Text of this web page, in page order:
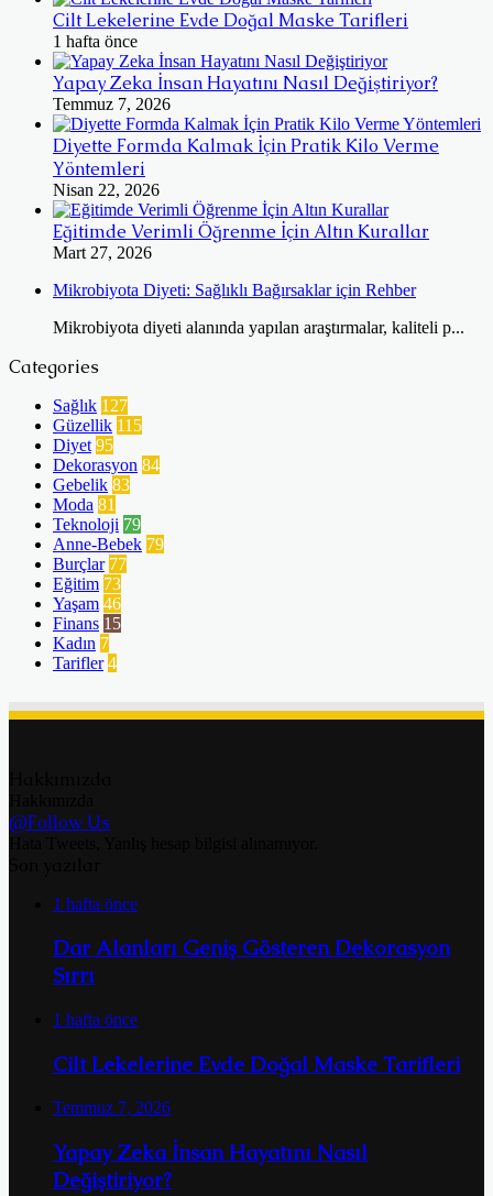
Cilt Lekelerine Evde Doğal Maske Tarifleri
1 hafta önce
Yapay Zeka İnsan Hayatını Nasıl Değiştiriyor?
Temmuz 7, 2026
Diyette Formda Kalmak İçin Pratik Kilo Verme
Yöntemleri
Nisan 22, 2026
Eğitimde Verimli Öğrenme İçin Altın Kurallar
Mart 27, 2026
Mikrobiyota Diyeti: Sağlıklı Bağırsaklar için Rehber
Mikrobiyota diyeti alanında yapılan araştırmalar, kaliteli p...
Categories
Sağlık 127
Güzellik 115
Diyet 95
Dekorasyon 84
Gebelik 83
Moda 81
Teknoloji 79
Anne-Bebek 79
Burçlar 77
Eğitim 73
Yaşam 46
Finans 15
Kadın 7
Tarifler 4
@Follow Us
1 hafta önce
Dar Alanları Geniş Gösteren Dekorasyon
Sırrı
1 hafta önce
Cilt Lekelerine Evde Doğal Maske Tarifleri
Temmuz 7, 2026
Yapay Zeka İnsan Hayatını Nasıl
Değiştiriyor?